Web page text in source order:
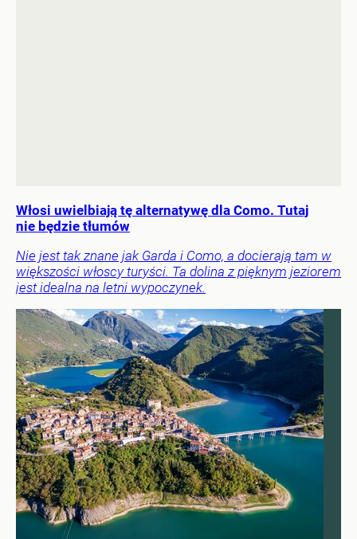
Włosi uwielbiają tę alternatywę dla Como. Tutaj
nie będzie tłumów
Nie jest tak znane jak Garda i Como, a docierają tam w
większości włoscy turyści. Ta dolina z pięknym jeziorem
jest idealna na letni wypoczynek.